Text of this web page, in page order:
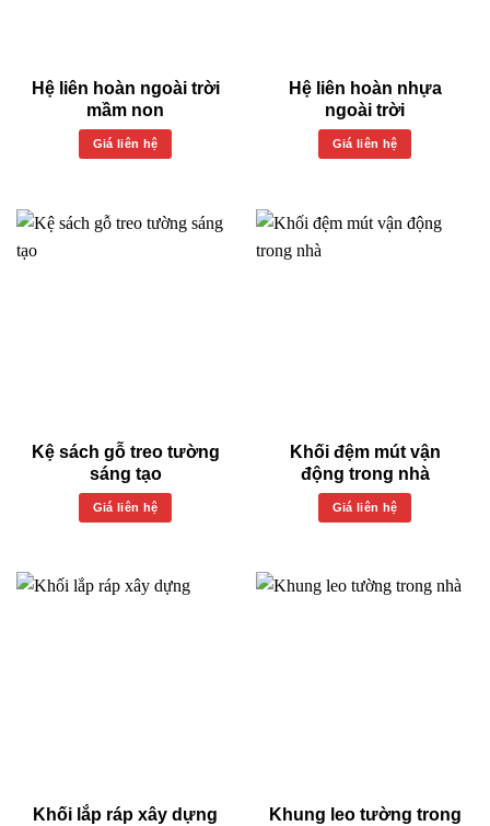
Hệ liên hoàn ngoài trời
mầm non
Giá liên hệ
Hệ liên hoàn nhựa
ngoài trời
Giá liên hệ
Kệ sách gỗ treo tường
sáng tạo
Giá liên hệ
Khối đệm mút vận
động trong nhà
Giá liên hệ
Khối lắp ráp xây dựng
Khung leo tường trong